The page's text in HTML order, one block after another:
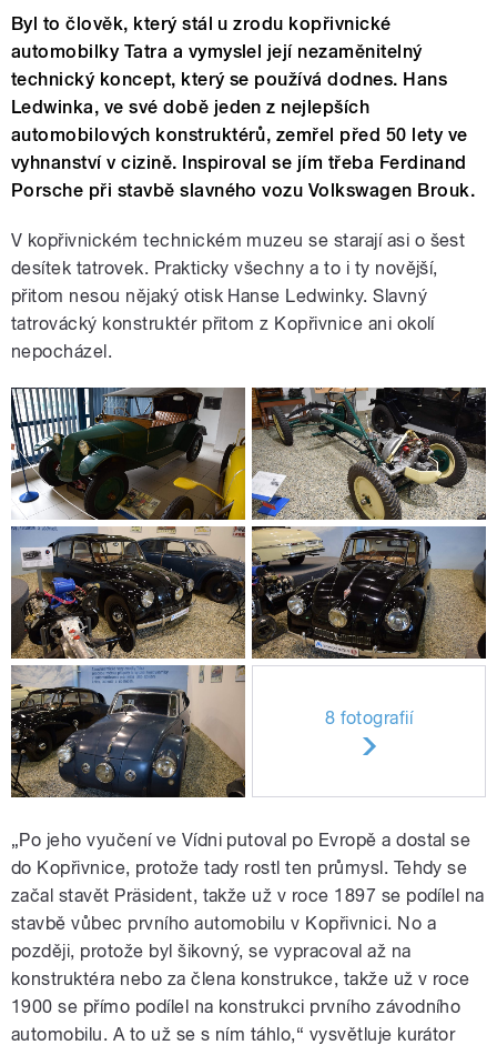
Byl to člověk, který stál u zrodu kopřivnické
automobilky Tatra a vymyslel její nezaměnitelný
technický koncept, který se používá dodnes. Hans
Ledwinka, ve své době jeden z nejlepších
automobilových konstruktérů, zemřel před 50 lety ve
vyhnanství v cizině. Inspiroval se jím třeba Ferdinand
Porsche při stavbě slavného vozu Volkswagen Brouk.
V kopřivnickém technickém muzeu se starají asi o šest
desítek tatrovek. Prakticky všechny a to i ty novější,
přitom nesou nějaký otisk Hanse Ledwinky. Slavný
tatrovácký konstruktér přitom z Kopřivnice ani okolí
nepocházel.
8 fotografií
„Po jeho vyučení ve Vídni putoval po Evropě a dostal se
do Kopřivnice, protože tady rostl ten průmysl. Tehdy se
začal stavět Präsident, takže už v roce 1897 se podílel na
stavbě vůbec prvního automobilu v Kopřivnici. No a
později, protože byl šikovný, se vypracoval až na
konstruktéra nebo za člena konstrukce, takže už v roce
1900 se přímo podílel na konstrukci prvního závodního
automobilu. A to už se s ním táhlo,“ vysvětluje kurátor